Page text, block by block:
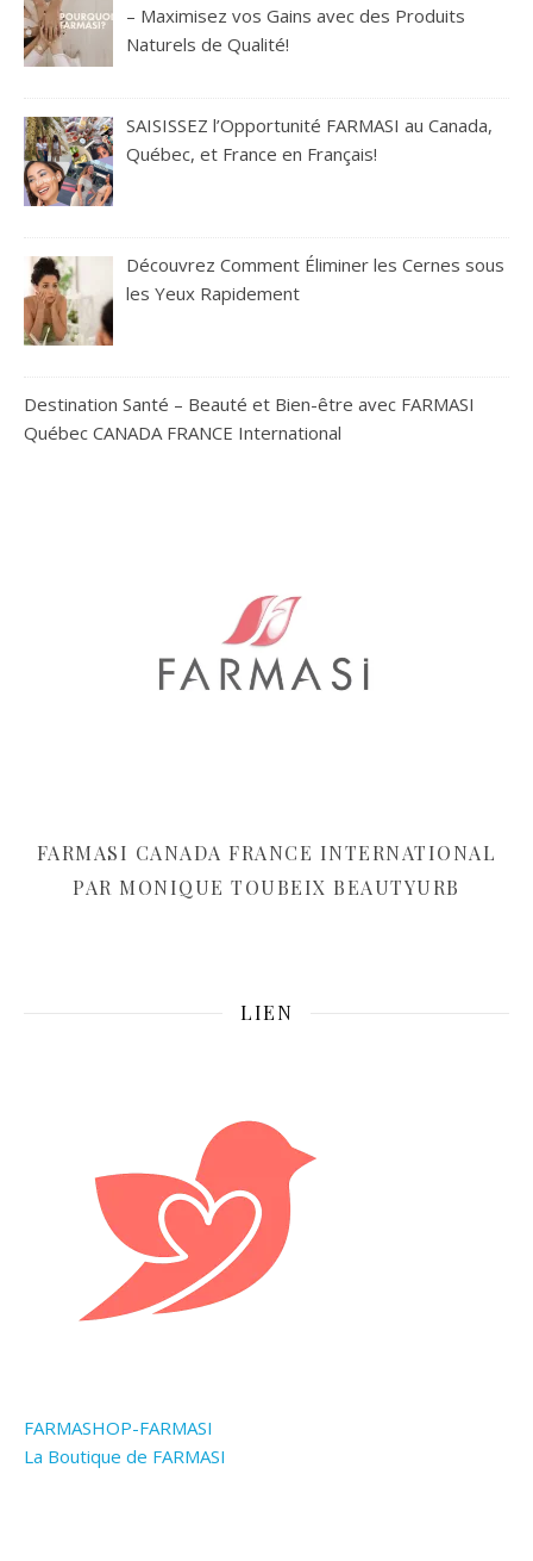
– Maximisez vos Gains avec des Produits
Naturels de Qualité!
SAISISSEZ l’Opportunité FARMASI au Canada,
Québec, et France en Français!
Découvrez Comment Éliminer les Cernes sous
les Yeux Rapidement
Destination Santé – Beauté et Bien-être avec FARMASI
Québec CANADA FRANCE International
FARMASI CANADA FRANCE INTERNATIONAL
PAR MONIQUE TOUBEIX BEAUTYURB
LIEN
FARMASHOP-FARMASI
La Boutique de FARMASI